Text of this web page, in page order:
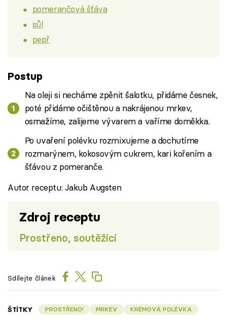
pomerančová šťáva
sůl
pepř
Postup
Na oleji si necháme zpěnit šalotku, přidáme česnek,
poté přidáme očištěnou a nakrájenou mrkev,
osmažíme, zalijeme vývarem a vaříme doměkka.
Po uvaření polévku rozmixujeme a dochutíme
rozmarýnem, kokosovým cukrem, kari kořením a
šťávou z pomeranče.
Autor receptu: Jakub Augsten
Zdroj receptu
Prostřeno, soutěžící
Sdílejte článek
ŠTÍTKY PROSTŘENO! MRKEV KRÉMOVÁ POLÉVKA